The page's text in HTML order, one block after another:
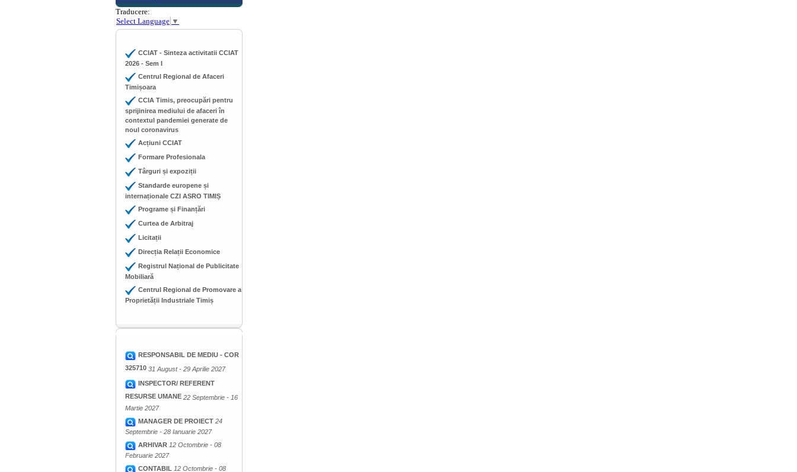
Traducere:
Select Language ▼
CCIAT - Sinteza activitatii CCIAT
2026 - Sem I
Centrul Regional de Afaceri
Timișoara
CCIA Timis, preocupări pentru
sprijinirea mediului de afaceri în
contextul pandemiei generate de
noul coronavirus
Acțiuni CCIAT
Formare Profesionala
Târguri și expoziții
Standarde europene și
internaționale CZI ASRO TIMIȘ
Programe și Finanțări
Curtea de Arbitraj
Licitații
Direcția Relații Economice
Registrul Național de Publicitate
Mobiliară
Centrul Regional de Promovare a
Proprietății Industriale Timiș
RESPONSABIL DE MEDIU - COR
325710 31 August - 29 Aprilie 2027
INSPECTOR/ REFERENT
RESURSE UMANE 22 Septembrie - 16
Martie 2027
MANAGER DE PROIECT 24
Septembrie - 28 Ianuarie 2027
ARHIVAR 12 Octombrie - 08
Februarie 2027
CONTABIL 12 Octombrie - 08